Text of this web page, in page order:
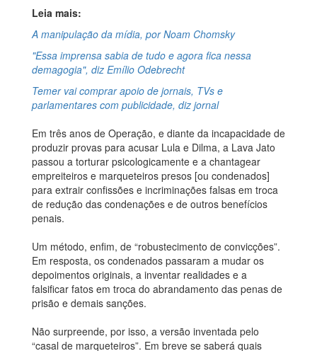
Leia mais:
A manipulação da mídia, por Noam Chomsky
"Essa imprensa sabia de tudo e agora fica nessa
demagogia", diz Emílio Odebrecht
Temer vai comprar apoio de jornais, TVs e
parlamentares com publicidade, diz jornal
Em três anos de Operação, e diante da incapacidade de
produzir provas para acusar Lula e Dilma, a Lava Jato
passou a torturar psicologicamente e a chantagear
empreiteiros e marqueteiros presos [ou condenados]
para extrair confissões e incriminações falsas em troca
de redução das condenações e de outros benefícios
penais.
Um método, enfim, de “robustecimento de convicções”.
Em resposta, os condenados passaram a mudar os
depoimentos originais, a inventar realidades e a
falsificar fatos em troca do abrandamento das penas de
prisão e demais sanções.
Não surpreende, por isso, a versão inventada pelo
“casal de marqueteiros”. Em breve se saberá quais